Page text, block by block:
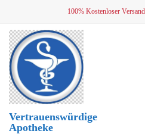
content
100% Kostenloser
Vertrauenswürdige
Apotheke